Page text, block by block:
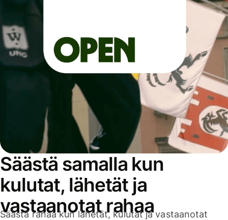
Säästä samalla kun
kulutat, lähetät ja
vastaanotat rahaa
Säästä rahaa kun lähetät, kulutat ja vastaanotat